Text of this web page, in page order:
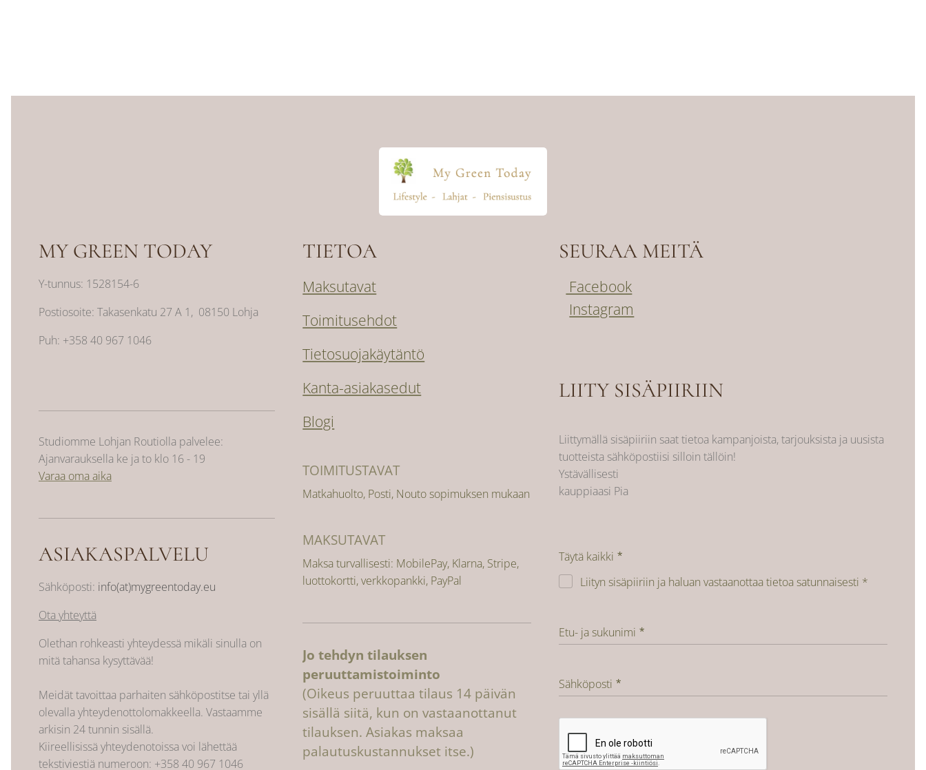
MY GREEN TODAY
Y-tunnus: 1528154-6
Postiosoite: Takasenkatu 27 A 1, 08150 Lohja
Puh: +358 40 967 1046
Studiomme Lohjan Routiolla palvelee:
Ajanvarauksella ke ja to klo 16 - 19
Varaa oma aika
ASIAKASPALVELU
Sähköposti: info(at)mygreentoday.eu
Ota yhteyttä
Olethan rohkeasti yhteydessä mikäli sinulla on
mitä tahansa kysyttävää!
Meidät tavoittaa parhaiten sähköpostitse tai yllä
olevalla yhteydenottolomakkeella. Vastaamme
arkisin 24 tunnin sisällä.
Kiireellisissä yhteydenotoissa voi lähettää
tekstiviestiä numeroon: +358 40 967 1046
TIETOA
Maksutavat
Toimitusehdot
Tietosuojakäytäntö
Kanta-asiakasedut
Blogi
TOIMITUSTAVAT
Matkahuolto, Posti, Nouto sopimuksen mukaan
MAKSUTAVAT
Maksa turvallisesti: MobilePay, Klarna, Stripe,
luottokortti, verkkopankki, PayPal
Jo tehdyn tilauksen
peruuttamistoiminto
(Oikeus peruuttaa tilaus 14 päivän
sisällä siitä, kun on vastaanottanut
tilauksen. Asiakas maksaa
palautuskustannukset itse.)
SEURAA MEITÄ
Facebook
Instagram
LIITY SISÄPIIRIIN
Liittymällä sisäpiiriin saat tietoa kampanjoista, tarjouksista ja uusista
tuotteista sähköpostiisi silloin tällöin!
Ystävällisesti
kauppiaasi Pia
Täytä kaikki
Liityn sisäpiiriin ja haluan vastaanottaa tietoa satunnaisesti *
Etu- ja sukunimi
Sähköposti